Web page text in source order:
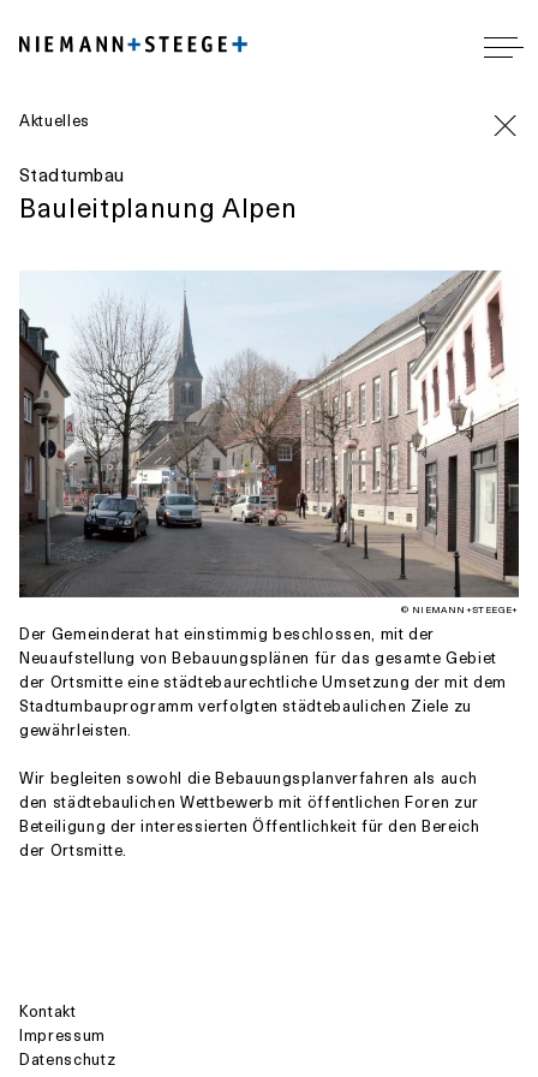
Aktuelles
Stadtumbau
Bauleitplanung Alpen
© NIEMANN+STEEGE+
Der Gemeinderat hat einstimmig beschlossen, mit der
Neuaufstellung von Bebauungsplänen für das gesamte Gebiet
der Ortsmitte eine städtebaurechtliche Umsetzung der mit dem
Stadtumbauprogramm verfolgten städtebaulichen Ziele zu
gewährleisten.
Wir begleiten sowohl die Bebauungsplanverfahren als auch
den städtebaulichen Wettbewerb mit öffentlichen Foren zur
Beteiligung der interessierten Öffentlichkeit für den Bereich
der Ortsmitte.
Kontakt
Impressum
Datenschutz